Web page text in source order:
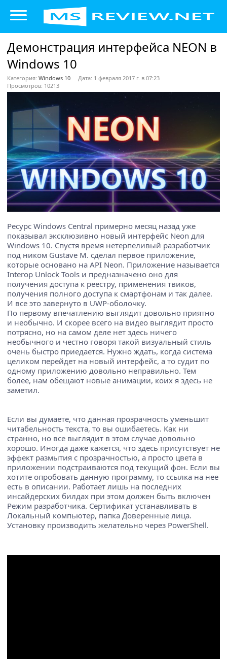
Демонстрация интерфейса NEON в
Windows 10
Категория: Windows 10
Дата: 1 февраля 2017 г. в 07:23
Просмотров: 10213
Ресурс Windows Central примерно месяц назад уже
показывал эксклюзивно новый интерфейс Neon для
Windows 10. Спустя время нетерпеливый разработчик
под ником Gustave M. сделал первое приложение,
которые основано на API Neon. Приложение называется
Interop Unlock Tools и предназначено оно для
получения доступа к реестру, применения твиков,
получения полного доступа к смартфонам и так далее.
И все это завернуто в UWP-оболочку.
По первому впечатлению выглядит довольно приятно
и необычно. И скорее всего на видео выглядит просто
потрясно, но на самом деле нет здесь ничего
необычного и честно говоря такой визуальный стиль
очень быстро приедается. Нужно ждать, когда система
целиком перейдет на новый интерфейс, а то судит по
одному приложению довольно неправильно. Тем
более, нам обещают новые анимации, коих я здесь не
заметил.
Если вы думаете, что данная прозрачность уменьшит
читабельность текста, то вы ошибаетесь. Как ни
странно, но все выглядит в этом случае довольно
хорошо. Иногда даже кажется, что здесь присутствует не
эффект размытия с прозрачностью, а просто цвета в
приложении подстраиваются под текущий фон. Если вы
хотите опробовать данную программу, то ссылка на нее
есть в описании. Работает лишь на последних
инсайдерских билдах при этом должен быть включен
Режим разработчика. Сертификат устанавливать в
Локальный компьютер, папка Доверенные лица.
Установку производить желательно через PowerShell.